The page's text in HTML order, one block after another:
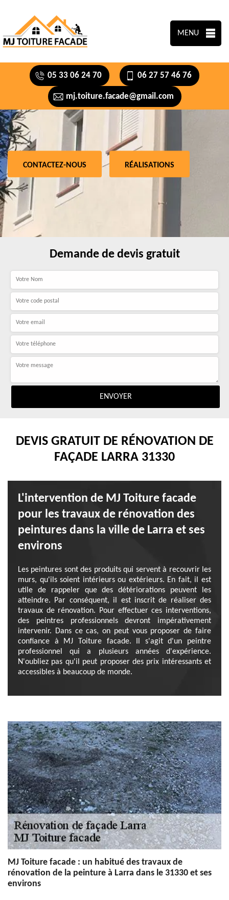
MENU
05 33 06 24 70 06 27 57 46 76
mj.toiture.facade@gmail.com
CONTACTEZ-NOUS RÉALISATIONS
Demande de devis gratuit
DEVIS GRATUIT DE RÉNOVATION DE
FAÇADE LARRA 31330
L'intervention de MJ Toiture facade
pour les travaux de rénovation des
peintures dans la ville de Larra et ses
environs
Les peintures sont des produits qui servent à recouvrir les
murs, qu'ils soient intérieurs ou extérieurs. En fait, il est
utile de rappeler que des détériorations peuvent les
atteindre. Par conséquent, il est inscrit de réaliser des
travaux de rénovation. Pour effectuer ces interventions,
des peintres professionnels devront impérativement
intervenir. Dans ce cas, on peut vous proposer de faire
confiance à MJ Toiture facade. Il s'agit d'un peintre
professionnel qui a plusieurs années d'expérience.
N'oubliez pas qu'il peut proposer des prix intéressants et
accessibles à beaucoup de monde.
MJ Toiture facade : un habitué des travaux de
rénovation de la peinture à Larra dans le 31330 et ses
environs